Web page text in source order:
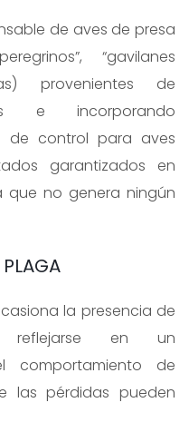
de aves de presa
“gavilanes
provenientes de
e incorporando
de control para aves
garantizados en
que no genera ningún
la presencia de
reflejarse en un
comportamiento de
las pérdidas pueden